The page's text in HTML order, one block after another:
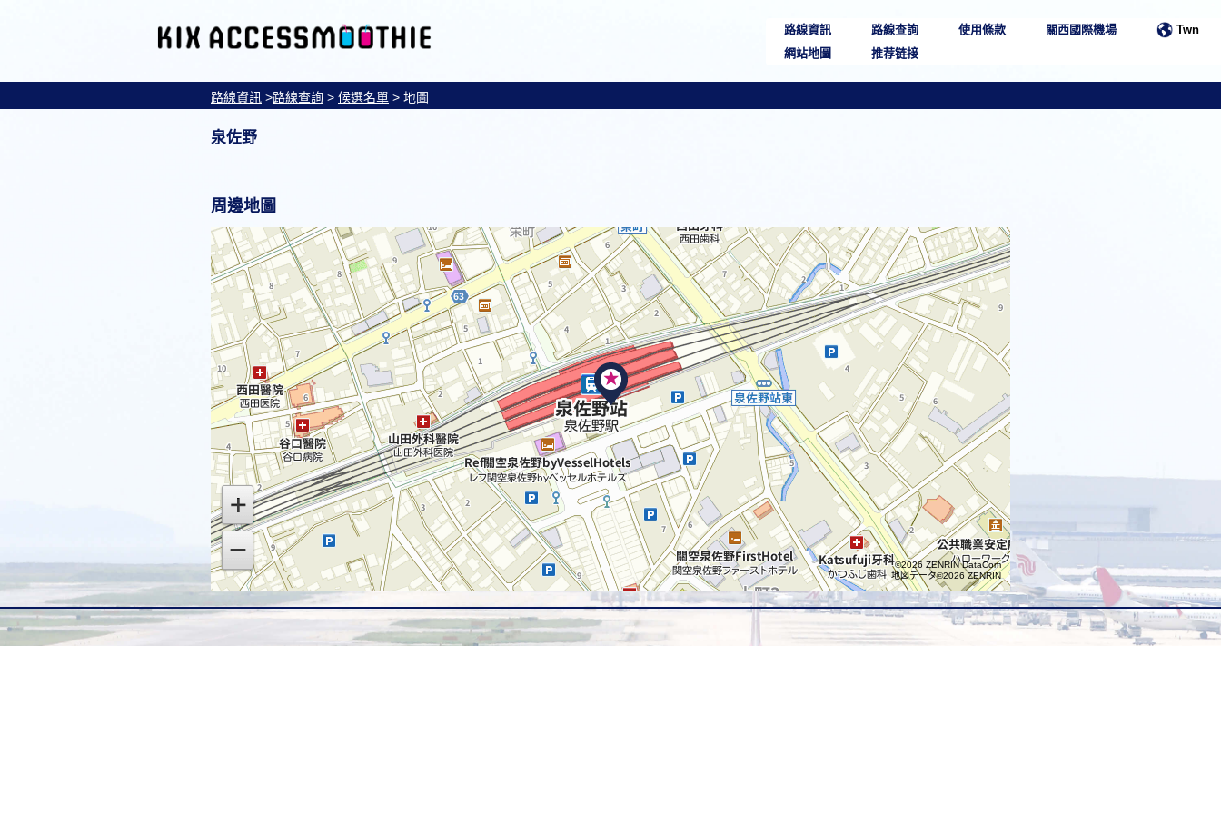
路線資訊 路線查詢 使用條款 關西國際機場
Twn
網站地圖
推荐链接
路線資訊 >路線查詢 > 候選名單 > 地圖
泉佐野
周邊地圖
©2026 ZENRIN DataCom
地図データ©2026 ZENRIN